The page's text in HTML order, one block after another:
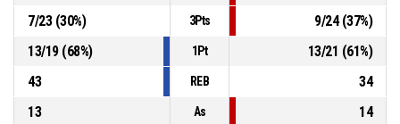
21, W. Gómez , 3pt jumpshot Fallado P4 00:12
7/23(30%) 3Pts 9/24(37%)
13/19(68%) 1Pt 13/21 (61%)
43
REB
34
13
As
14